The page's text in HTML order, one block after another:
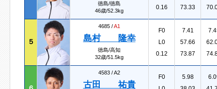
徳島/徳島
46歳/52.3kg
0.16
73.33
５
4685 /A1
島村 隆幸
徳島/高知
32歳/51.5kg
F0
L0
0.12
7.41
57.66
73.87
4583 /A2
古田 祐貴
F0
5.98